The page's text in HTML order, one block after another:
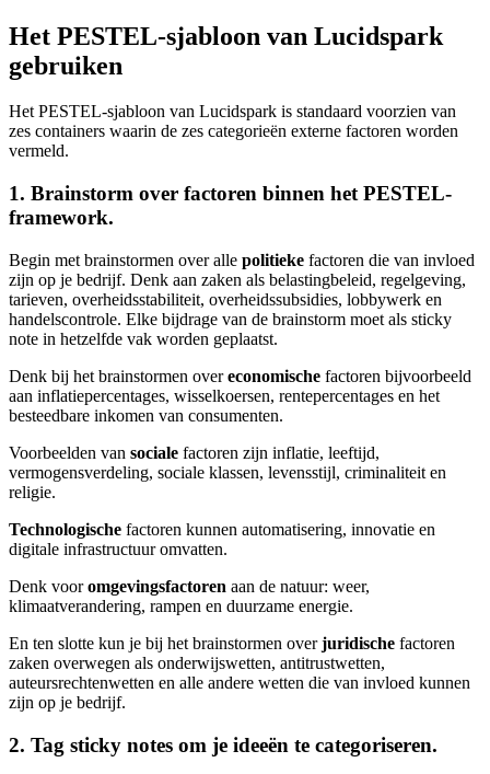
Het PESTEL-sjabloon van Lucidspark
gebruiken
Het PESTEL-sjabloon van Lucidspark is standaard voorzien van
zes containers waarin de zes categorieën externe factoren worden
vermeld.
1. Brainstorm over factoren binnen het PESTEL-
framework.
Begin met brainstormen over alle politieke factoren die van invloed
zijn op je bedrijf. Denk aan zaken als belastingbeleid, regelgeving,
tarieven, overheidsstabiliteit, overheidssubsidies, lobbywerk en
handelscontrole. Elke bijdrage van de brainstorm moet als sticky
note in hetzelfde vak worden geplaatst.
Denk bij het brainstormen overeconomische factoren bijvoorbeeld
aan inflatiepercentages, wisselkoersen, rentepercentages en het
besteedbare inkomen van consumenten.
Voorbeelden van sociale factoren zijn inflatie, leeftijd,
vermogensverdeling, sociale klassen, levensstijl, criminaliteit en
religie.
Technologische factoren kunnen automatisering, innovatie en
digitale infrastructuur omvatten.
Denk vooromgevingsfactoren aan de natuur: weer,
klimaatverandering, rampen en duurzame energie.
En ten slotte kun je bij het brainstormen overjuridische factoren
zaken overwegen als onderwijswetten, antitrustwetten,
auteursrechtenwetten en alle andere wetten die van invloed kunnen
zijn op je bedrijf.
2. Tag sticky notes om je ideeën te categoriseren.